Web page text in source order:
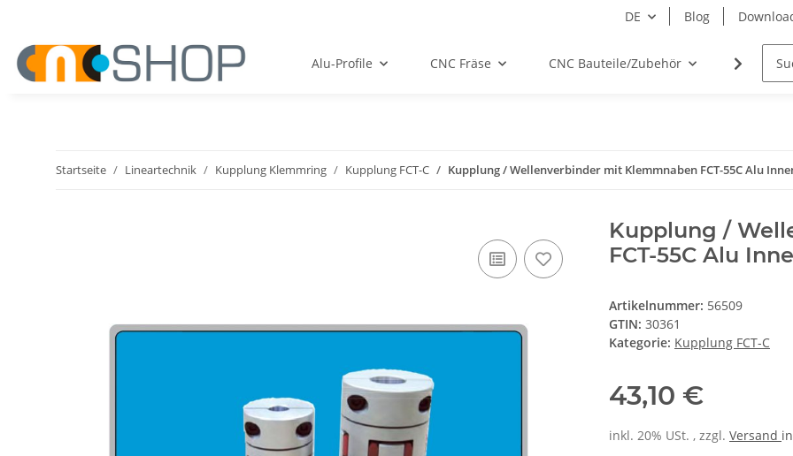
DE Blog
Alu-Profile CNC Fräse CNC Bauteile/Zubehör Elektro
Startseite Lineartechnik Kupplung Klemmring Kupplung FCT-C Kupplung / Wellenverbinder mit Klemmnaben FCT-55C Alu
Kupplung /
FCT-55C Alu
Artikelnummer: 56509
GTIN: 30361
Kategorie: Kupplung FCT-C
43,10 €
inkl. 20% USt. , zzgl. Versand